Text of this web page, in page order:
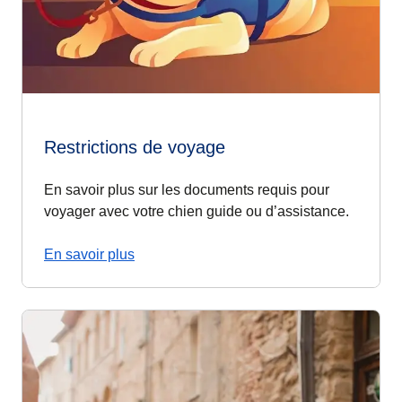
Restrictions de voyage
En savoir plus sur les documents requis pour
voyager avec votre chien guide ou d’assistance.
En savoir plus